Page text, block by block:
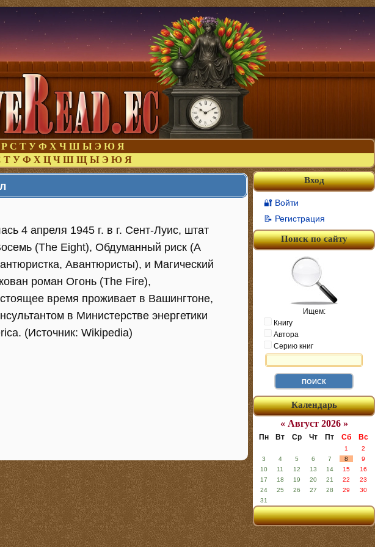
Р С Т У Ф Х Ч Ш Ы Э Ю Я
Т У Ф Х Ц Ч Ш Щ Ы Э Ю Я
4 апреля 1945 г. в г. Сент-Луис, штат
(The Eight), Обдуманный риск (A
Авантюристы), и Магический
роман Огонь (The Fire),
время проживает в Вашингтоне,
в Министерстве энергетики
(Источник: Wikipedia)
Вход
🔐 Войти
📝 Регистрация
Поиск по сайту
Ищем:
Книгу
Автора
Серию книг
Календарь
« Август 2026 »
Пн Вт Ср Чт Пт Сб Вс
1
2
3
4 5 6 7 8
9
10
11 12 13 14 15
16
17
18 19 20 21 22
23
24
25 26 27 28 29
30
31